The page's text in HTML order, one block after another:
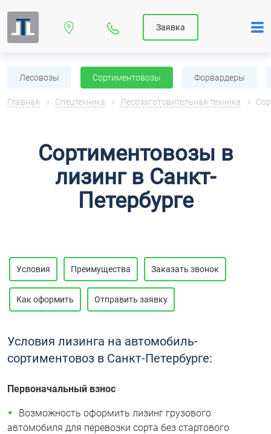
Заявка
Лесовозы Сортиментовозы Форвардеры
Главная Спецтехника Лесозаготовительная техника
Сортиментовозы в
лизинг в Санкт-
Петербурге
Условия Преимущества Заказать звонок
Как оформить Отправить заявку
Условия лизинга на автомобиль-
сортиментовоз в Санкт-Петербурге:
Первоначальный взнос
Возможность оформить лизинг грузового
автомобиля для перевозки сорта без стартового